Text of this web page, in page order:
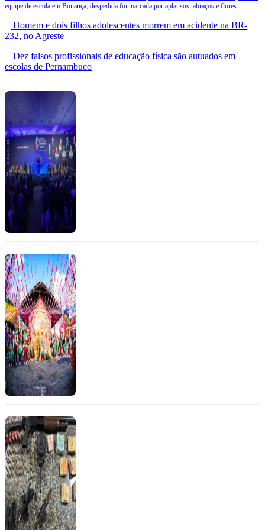
equipe de escola em Bonança; despedida foi marcada por aplausos, abraços e flores
Homem e dois filhos adolescentes morrem em acidente na BR-
232, no Agreste
Dez falsos profissionais de educação física são autuados em
escolas de Pernambuco